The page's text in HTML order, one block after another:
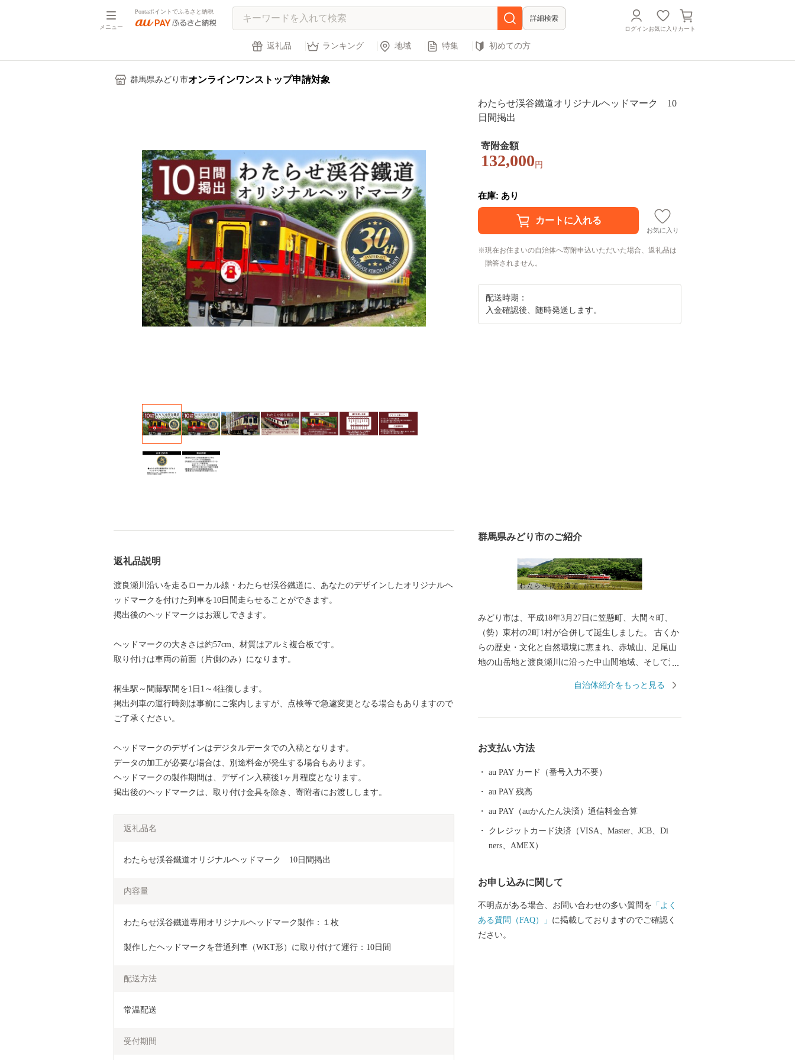
メニュー
Pontaポイントでふるさと納税
詳細検索
ログインお気に入り カート
返礼品 ランキング 地域 特集 初めての方
群馬県みどり市オンラインワンストップ申請対象
わたらせ渓谷鐵道オリジナルヘッドマーク 10
日間掲出
寄附金額
132,000 円
在庫: あり
お気に入り
現在お住まいの自治体へ寄附申込いただいた場合、返礼品は
贈答されません。
配送時期：
入金確認後、随時発送します。
返礼品説明
渡良瀬川沿いを走るローカル線・わたらせ渓谷鐵道に、あなたのデザインしたオリジナルヘ
ッドマークを付けた列車を10日間走らせることができます。
掲出後のヘッドマークはお渡しできます。
ヘッドマークの大きさは約57cm、材質はアルミ複合板です。
取り付けは車両の前面（片側のみ）になります。
桐生駅～間藤駅間を1日1～4往復します。
掲出列車の運行時刻は事前にご案内しますが、点検等で急遽変更となる場合もありますので
ご了承ください。
ヘッドマークのデザインはデジタルデータでの入稿となります。
データの加工が必要な場合は、別途料金が発生する場合もあります。
ヘッドマークの製作期間は、デザイン入稿後1ヶ月程度となります。
掲出後のヘッドマークは、取り付け金具を除き、寄附者にお渡しします。
返礼品名
わたらせ渓谷鐵道オリジナルヘッドマーク　10日間掲出
内容量
わたらせ渓谷鐵道専用オリジナルヘッドマーク製作：１枚
製作したヘッドマークを普通列車（WKT形）に取り付けて運行：10日間
配送方法
常温配送
受付期間
群馬県みどり市のご紹介
みどり市は、平成18年3月27日に笠懸町、大間々町、
（勢）東村の2町1村が合併して誕生しました。 古くか
らの歴史・文化と自然環境に恵まれ、赤城山、足尾山
地の山岳地と渡良瀬川に沿った中山間地域、そして渡
た地域です。 みどり市では、この豊かな自然と立地条
いを持つ方々にも、まちづくりに参加していただける
ようこの制度を設けております。 皆さまの応援をよろ
自治体紹介をもっと見る
お支払い方法
au PAY カード（番号入力不要）
au PAY 残高
au PAY（auかんたん決済）通信料金合算
クレジットカード決済（VISA、Master、JCB、Di
ners、AMEX）
お申し込みに関して
不明点がある場合、お問い合わせの多い質問を 「よく
ある質問（FAQ）」 に掲載しておりますのでご確認く
ださい。